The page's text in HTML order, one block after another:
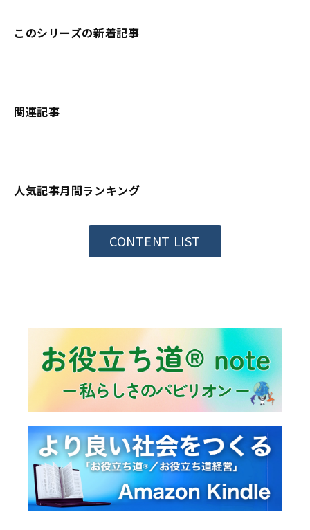
このシリーズの新着記事
関連記事
人気記事月間ランキング
CONTENT LIST